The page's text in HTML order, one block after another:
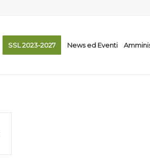
SSL 2023-2027 News ed Eventi